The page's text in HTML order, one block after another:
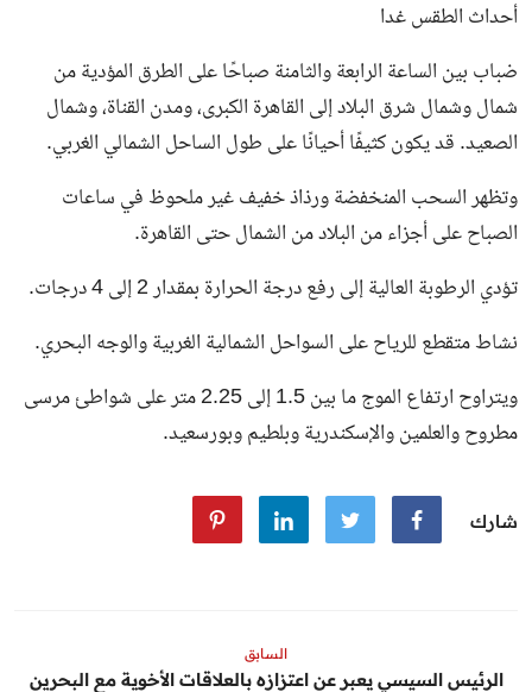
أحداث الطقس غدا
ضباب بين الساعة الرابعة والثامنة صباحًا على الطرق المؤدية من
شمال وشمال شرق البلاد إلى القاهرة الكبرى، ومدن القناة، وشمال
الصعيد. قد يكون كثيفًا أحيانًا على طول الساحل الشمالي الغربي.
وتظهر السحب المنخفضة ورذاذ خفيف غير ملحوظ في ساعات
الصباح على أجزاء من البلاد من الشمال حتى القاهرة.
تؤدي الرطوبة العالية إلى رفع درجة الحرارة بمقدار 2 إلى 4 درجات.
نشاط متقطع للرياح على السواحل الشمالية الغربية والوجه البحري.
ويتراوح ارتفاع الموج ما بين 1.5 إلى 2.25 متر على شواطئ مرسى
مطروح والعلمين والإسكندرية وبلطيم وبورسعيد.
شارك
السابق
الرئيس السيسي يعبر عن اعتزازه بالعلاقات الأخوية مع البحرين